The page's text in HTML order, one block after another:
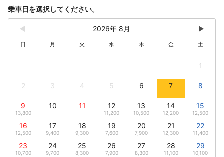
乗車日を選択してください。
2026年 8月
日 月 火 水 木 金 土
1
2 3 4 5 6 7 8
9
13,800
10 11 12
11,200
13
10,500
14
12,200
15
12,500
16
12,500
17
9,400
18
9,300
19
7,600
20
7,900
21
12,300
22
11,400
23
10,700
24
9,700
25
8,300
26
7,900
27
8,300
28
11,100
29
10,100